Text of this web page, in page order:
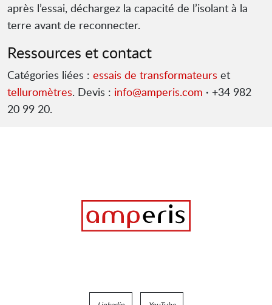
après l’essai, déchargez la capacité de l’isolant à la
terre avant de reconnecter.
Ressources et contact
Catégories liées : essais de transformateurs et
telluromètres. Devis : info@amperis.com · +34 982
20 99 20.